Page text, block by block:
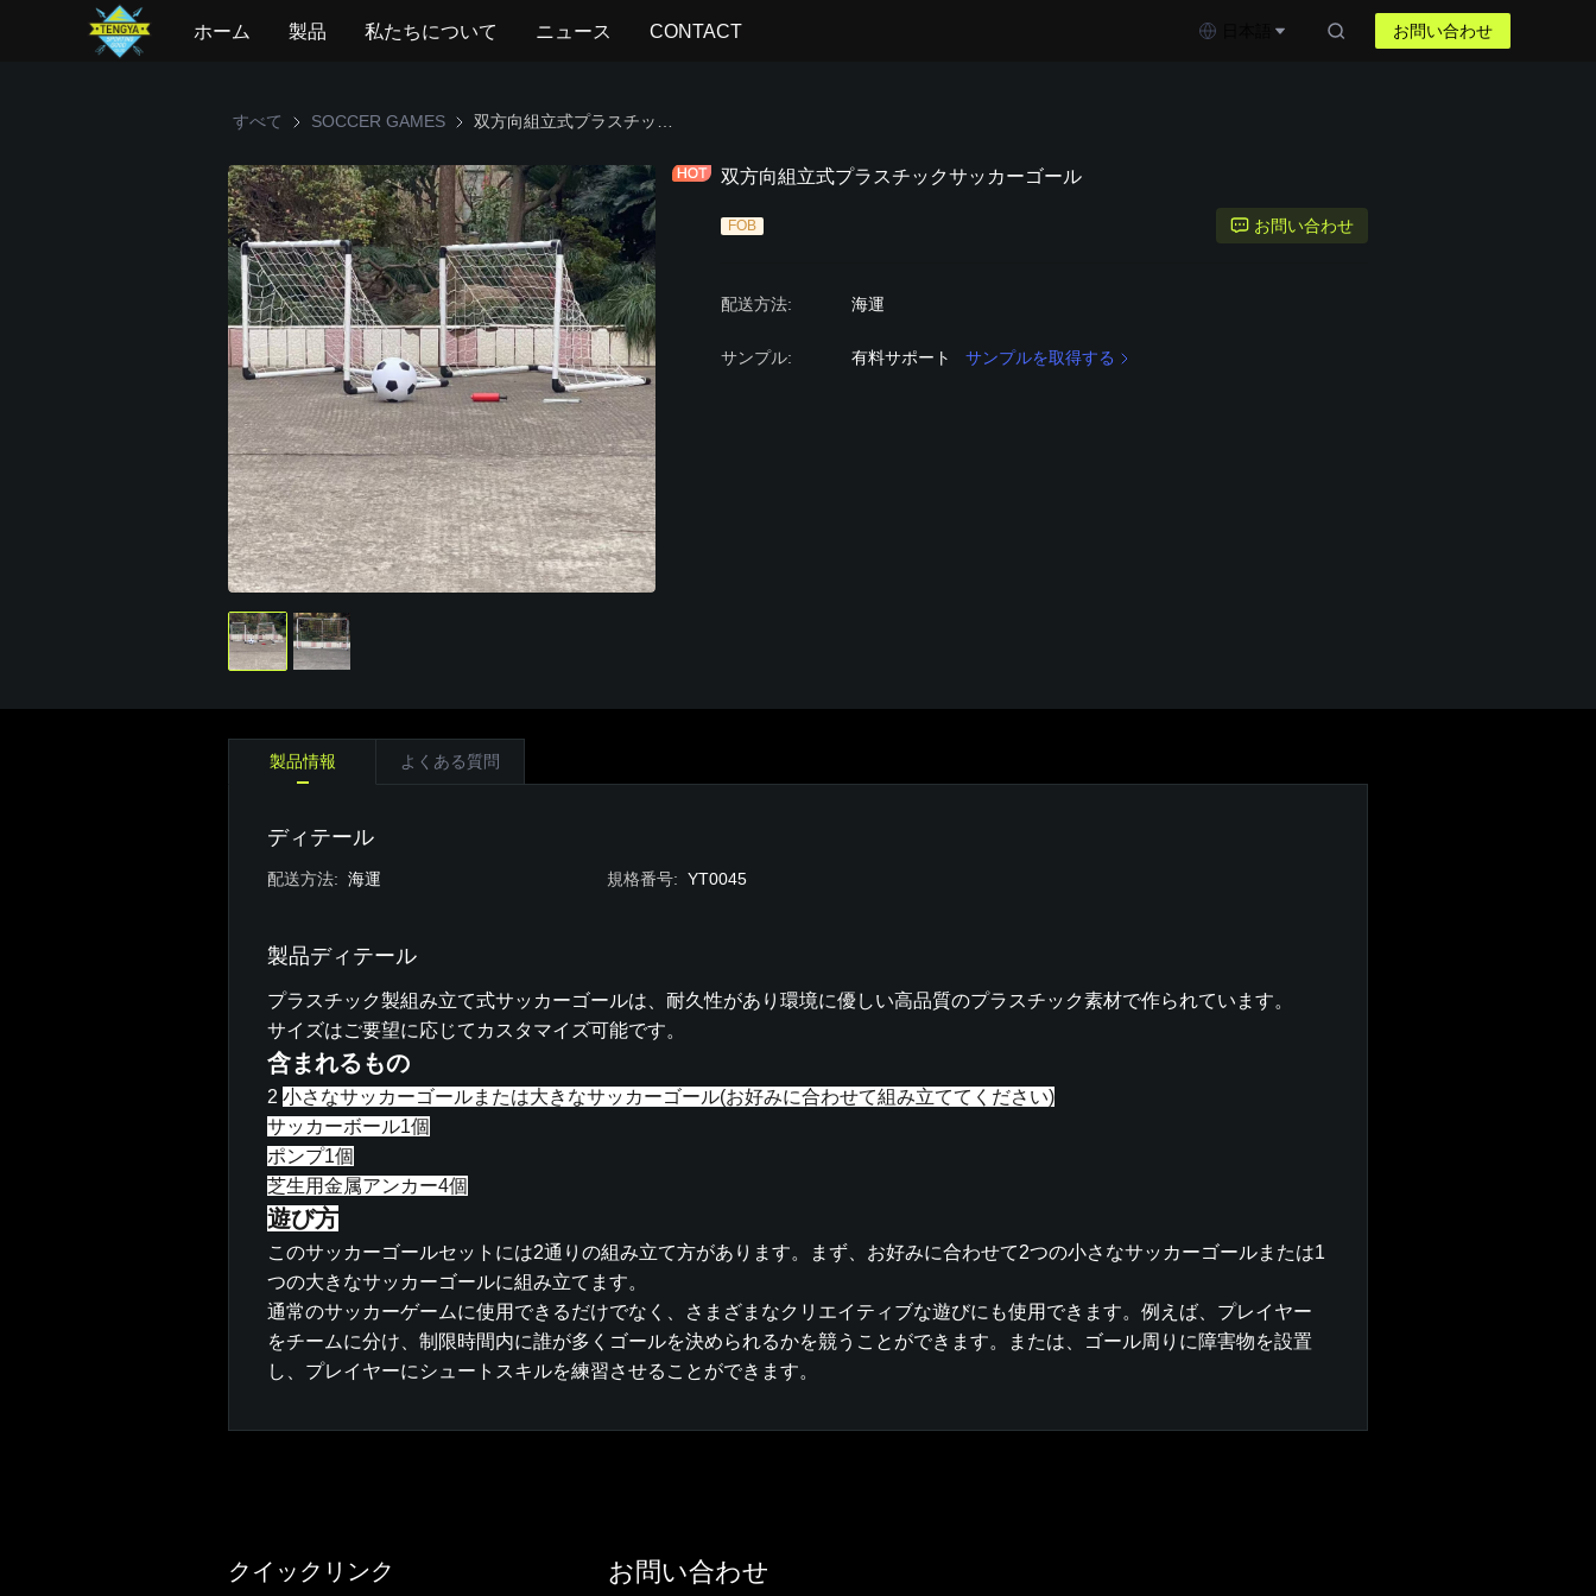
ホーム 製品 私たちについて ニュース CONTACT お問い合わせ
すべて SOCCER GAMES SOCCER GAMES
双方向組立式プラスチックサッカーゴール
FOB お問い合わせ
配送方法: 海運
サンプル: 有料サポート サンプルを取得する
製品情報 よくある質問
ディテール
配送方法: 海運 規格番号: YT0045
製品ディテール
プラスチック製組み立て式サッカーゴールは、耐久性があり環境に優しい高品質のプラスチック素材で作られています。
サイズはご要望に応じてカスタマイズ可能です。
含まれるもの
2 小さなサッカーゴールまたは大きなサッカーゴール(お好みに合わせて組み立ててください)
サッカーボール1個
ポンプ1個
芝生用金属アンカー4個
遊び方
このサッカーゴールセットには2通りの組み立て方があります。まず、お好みに合わせて2つの小さなサッカーゴールまたは1
つの大きなサッカーゴールに組み立てます。
通常のサッカーゲームに使用できるだけでなく、さまざまなクリエイティブな遊びにも使用できます。例えば、プレイヤー
をチームに分け、制限時間内に誰が多くゴールを決められるかを競うことができます。または、ゴール周りに障害物を設置
し、プレイヤーにシュートスキルを練習させることができます。
クイックリンク お問い合わせ